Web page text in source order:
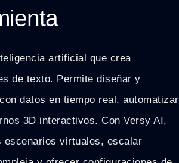
artificial que crea
de texto. Permite diseñar y
datos en tiempo real, automatizar
3D interactivos. Con Versy AI,
escenarios virtuales, escalar